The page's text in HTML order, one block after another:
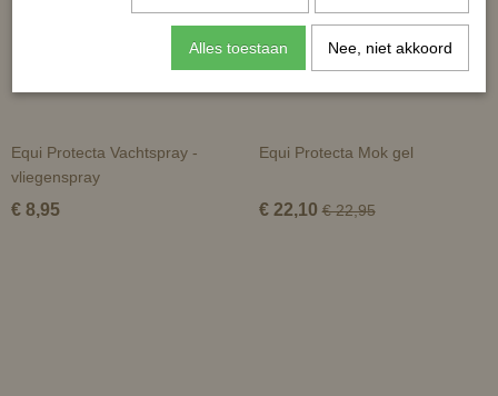
Equi Protecta Vachtspray -
vliegenspray
€ 8,95
Equi Protecta Mok gel
€ 22,10 € 22,95
Alles toestaan Nee, niet akkoord